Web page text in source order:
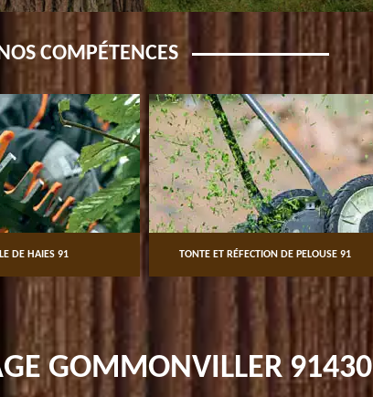
COMPÉTENCES
DE HAIES 91 TONTE ET RÉFECTION DE PELOUSE 91
GOMMONVILLER 91430